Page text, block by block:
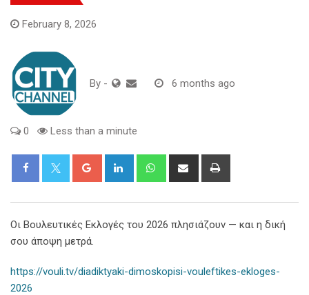
February 8, 2026
By - 6 months ago
0 Less than a minute
Google+ LinkedIn WhatsappShare
Οι Βουλευτικές Εκλογές του 2026 πλησιάζουν — και η δική
σου άποψη μετρά.
https://vouli.tv/diadiktyaki-dimoskopisi-vouleftikes-ekloges-
2026